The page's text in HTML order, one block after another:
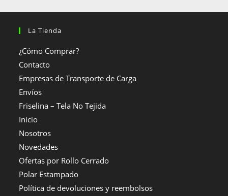
La Tienda
¿Cómo Comprar?
Contacto
Empresas de Transporte de Carga
Envíos
Friselina – Tela No Tejida
Inicio
Nosotros
Novedades
Ofertas por Rollo Cerrado
Polar Estampado
Política de devoluciones y reembolsos